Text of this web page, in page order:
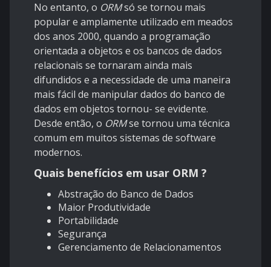
No entanto, o ORMsó se tornou mais
popular e amplamente utilizado em meados
dos anos 2000, quando a programação
orientada a objetos e os bancos de dados
relacionais se tornaram ainda mais
difundidos e a necessidade de uma maneira
mais fácil de manipular dados do banco de
dados em objetos tornou- se evidente.
Desde então, o ORMse tornou uma técnica
comum em muitos sistemas de software
modernos.
Quais benefícios em usar ORM ?
Abstração do Banco de Dados
Maior Produtividade
Portabilidade
Segurança
Gerenciamento de Relacionamentos